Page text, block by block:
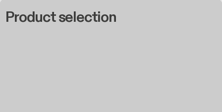
Product selection